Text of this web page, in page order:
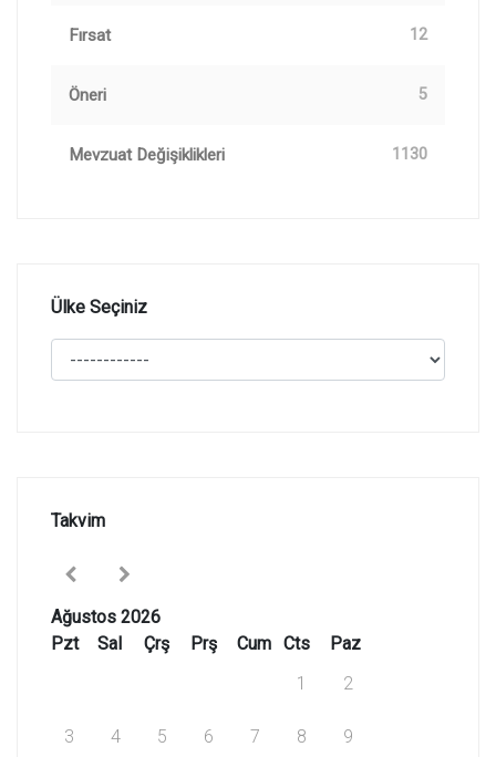
Fırsat 12
Öneri 5
Mevzuat Değişiklikleri 1130
Ülke Seçiniz
Takvim
Ağustos 2026
Pzt
Sal Çrş Prş Cum Cts
Paz
1
2
3 4 5 6 7 8 9